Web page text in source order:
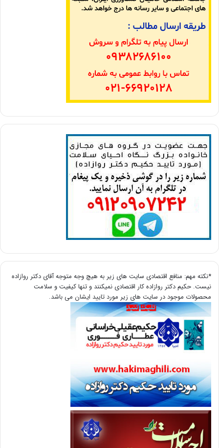
*نکته مهم: منافع اقتصادی سایت های زیر به هیچ وجه متوجه آقای دکتر روازاده
نیست. حکیم دکتر روازاده کار اقتصادی نمیکنند و تنها کیفیت و سلامت
محصولات موجود در سایت های زیر مورد تایید ایشان می باشد.